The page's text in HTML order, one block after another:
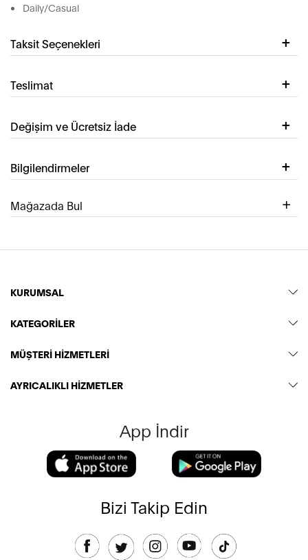
Daily/Casual
Taksit Seçenekleri
Teslimat
Değişim ve Ücretsiz İade
Bilgilendirmeler
Mağazada Bul
KURUMSAL
KATEGORİLER
MÜŞTERİ HİZMETLERİ
AYRICALIKLI HİZMETLER
App İndir
Bizi Takip Edin